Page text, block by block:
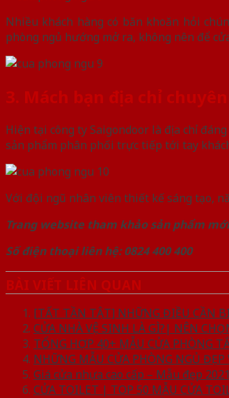
Nhiều khách hàng có băn khoăn hỏi
phòng ngủ hướng mở ra, không nên để
3. Mách bạn địa chỉ
Hiện tại công ty Saigondoor là địa chỉ
sản phẩm phân phối trực tiếp tới tay
Với đội ngũ nhân viên thiết kế sáng tạo,
Trang website tham khảo sản phẩm
Số điện thoại liên hệ: 0824 400 400
BÀI VIẾT LIÊN QUAN
[TẤT TẦN TẬT] NHỮNG ĐIỀU CẦN
CỬA NHÀ VỆ SINH LÀ GÌ?| NÊN
TỔNG HỢP 40+ MẪU CỬA PHÒNG
NHỮNG MẪU CỬA PHÒNG NGỦ
Giá cửa nhựa cao cấp – Mẫu đẹp
CỬA TOILET | TOP 50 MẪU CỬA